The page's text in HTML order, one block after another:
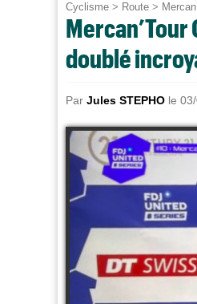
Cyclisme > Route >
Mercan’Tour
doublé
Par Jules STEPHO le